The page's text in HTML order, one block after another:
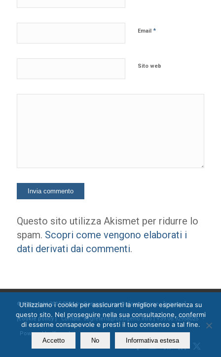
Email *
Sito web
Questo sito utilizza Akismet per ridurre lo
spam. Scopri come vengono elaborati i
dati derivati dai commenti.
© Copyright 2015-2024 by Ossigeno per l'informazione [privacy]
[cookie policy ] Contatti: segreteria@ossigeno.info | +39.06.92958025 -
Powered byKappabit
Utilizziamo i cookie per assicurarti la migliore esperienza su
questo sito. Nel proseguire nella sua consultazione, confermi
di esserne consapevole e presti il tuo consenso a tal fine.
Accetto No Informativa estesa